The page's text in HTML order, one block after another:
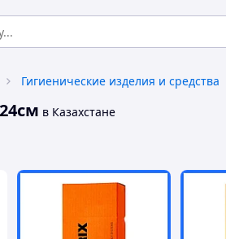
Гигиенические изделия и средства
в Казахстане